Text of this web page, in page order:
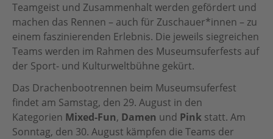
Teamgeist und Zusammenhalt werden gefördert und
machen das Rennen – auch für Zuschauer*innen – zu
einem faszinierenden Erlebnis. Die jeweils siegreichen
Teams werden im Rahmen des Museumsuferfests auf
der Sport- und Kulturweltbühne gekürt.
Das Drachenbootrennen beim Museumsuferfest
findet am Samstag, den 29. August in den
Kategorien Mixed-Fun, Damen und Pink statt. Am
Sonntag, den 30. August kämpfen die Teams der